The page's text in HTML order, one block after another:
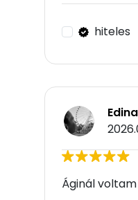
hiteles
Áginál